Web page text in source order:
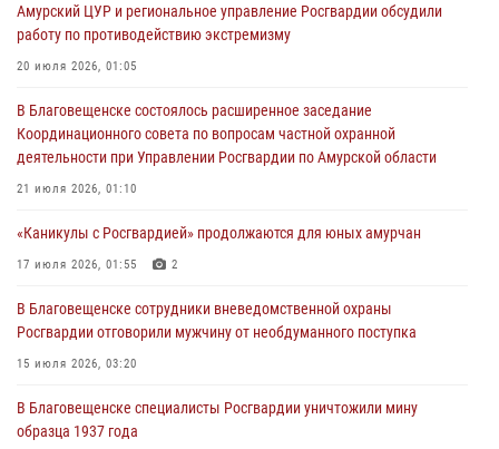
Росгвардии Амурской области в период с 20 по 26 июля 2026 года
27 июля 2026, 06:28
охраны
23 июля 2026, 07:49
Амурчане смогут узнать об условиях поступления на службу в
23 июля 2026, 00:00
Координационного совета по вопросам частной охранной
деятельности при Управлении Росгвардии по Амурской области
21 июля 2026, 01:10
Амурский ЦУР и региональное управление Росгвардии обсудили
работу по противодействию экстремизму
20 июля 2026, 01:05
В Благовещенске состоялось расширенное заседание
Координационного совета по вопросам частной охранной
деятельности при Управлении Росгвардии по Амурской области
21 июля 2026, 01:10
«Каникулы с Росгвардией» продолжаются для юных амурчан
17 июля 2026, 01:55 2
В Благовещенске сотрудники вневедомственной охраны
Росгвардии отговорили мужчину от необдуманного поступка
15 июля 2026, 03:20
В Благовещенске специалисты Росгвардии уничтожили мину
образца 1937 года